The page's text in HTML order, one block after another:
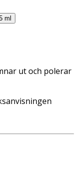
ml
ut och polerar